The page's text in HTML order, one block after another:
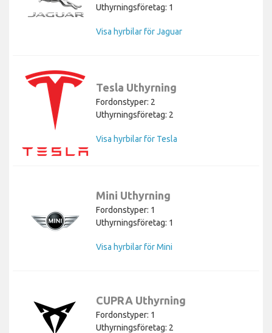
Uthyrningsföretag: 1
Visa hyrbilar för Jaguar
Tesla Uthyrning
Fordonstyper: 2
Uthyrningsföretag: 2
Visa hyrbilar för Tesla
Mini Uthyrning
Fordonstyper: 1
Uthyrningsföretag: 1
Visa hyrbilar för Mini
CUPRA Uthyrning
Fordonstyper: 1
Uthyrningsföretag: 2